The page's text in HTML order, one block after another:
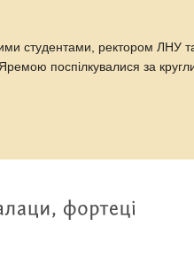
студентами, ректором ЛНУ
поспілкувалися за